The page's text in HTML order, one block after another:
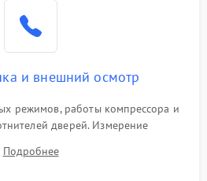
и внешний осмотр
режимов, работы компрессора и
дверей. Измерение
мотора, проверка термостата и
с электронного дисплея.
Подробнее